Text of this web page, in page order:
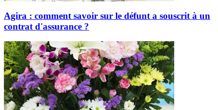
Agira : comment savoir sur le défunt a souscrit à un
contrat d'assurance ?